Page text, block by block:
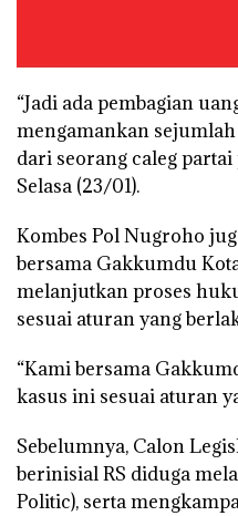
“Jadi ada pembagian
mengamankan
dari seorang caleg partai
Selasa (23/01).
Kombes Pol Nugroho
bersama Gakkumdu
melanjutkan proses
sesuai aturan yang
“Kami bersama
kasus ini sesuai aturan
Sebelumnya, Calon
berinisial RS diduga
Politic), serta